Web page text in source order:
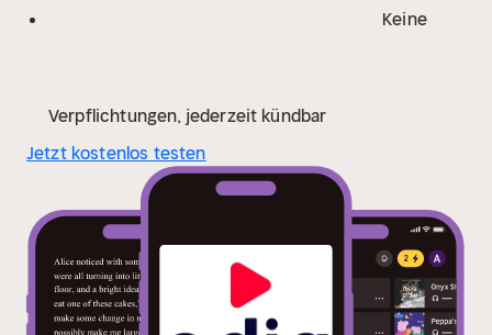
Keine
Verpflichtungen, jederzeit kündbar
Jetzt kostenlos testen